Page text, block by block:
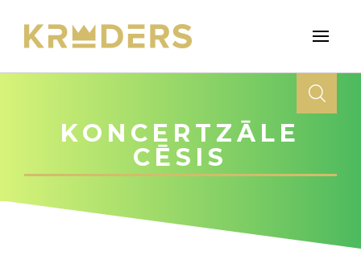
KONCERTZĀLE
CĒSIS